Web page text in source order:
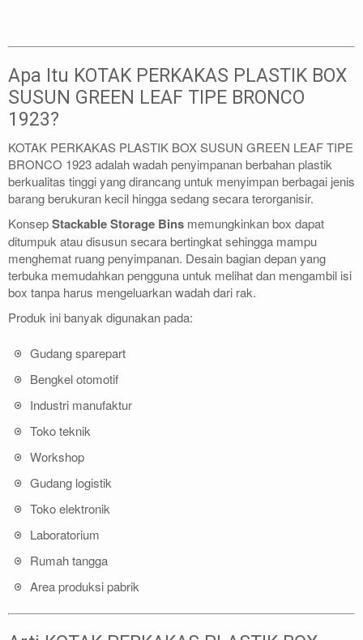
Apa Itu KOTAK PERKAKAS PLASTIK BOX
SUSUN GREEN LEAF TIPE BRONCO
1923?
KOTAK PERKAKAS PLASTIK BOX SUSUN GREEN LEAF TIPE
BRONCO 1923 adalah wadah penyimpanan berbahan plastik
berkualitas tinggi yang dirancang untuk menyimpan berbagai jenis
barang berukuran kecil hingga sedang secara terorganisir.
KonsepStackable Storage Bins memungkinkan box dapat
ditumpuk atau disusun secara bertingkat sehingga mampu
menghemat ruang penyimpanan. Desain bagian depan yang
terbuka memudahkan pengguna untuk melihat dan mengambil isi
box tanpa harus mengeluarkan wadah dari rak.
Produk ini banyak digunakan pada:
Gudang sparepart
Bengkel otomotif
Industri manufaktur
Toko teknik
Workshop
Gudang logistik
Toko elektronik
Laboratorium
Rumah tangga
Area produksi pabrik